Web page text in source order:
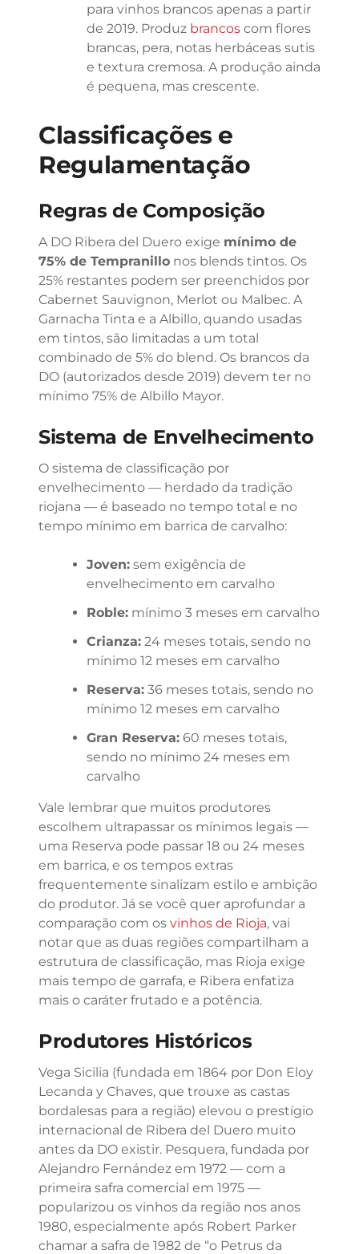
para vinhos brancos apenas a partir
de 2019. Produz brancos com flores
brancas, pera, notas herbáceas sutis
e textura cremosa. A produção ainda
é pequena, mas crescente.
Classificações e
Regulamentação
Regras de Composição
A DO Ribera del Duero exige mínimo de
75% de Tempranillo nos blends tintos. Os
25% restantes podem ser preenchidos por
Cabernet Sauvignon, Merlot ou Malbec. A
Garnacha Tinta e a Albillo, quando usadas
em tintos, são limitadas a um total
combinado de 5% do blend. Os brancos da
DO (autorizados desde 2019) devem ter no
mínimo 75% de Albillo Mayor.
Sistema de Envelhecimento
O sistema de classificação por
envelhecimento — herdado da tradição
riojana — é baseado no tempo total e no
tempo mínimo em barrica de carvalho:
Joven: sem exigência de
envelhecimento em carvalho
Roble: mínimo 3 meses em carvalho
Crianza: 24 meses totais, sendo no
mínimo 12 meses em carvalho
Reserva: 36 meses totais, sendo no
mínimo 12 meses em carvalho
Gran Reserva: 60 meses totais,
sendo no mínimo 24 meses em
carvalho
Vale lembrar que muitos produtores
escolhem ultrapassar os mínimos legais —
uma Reserva pode passar 18 ou 24 meses
em barrica, e os tempos extras
frequentemente sinalizam estilo e ambição
do produtor. Já se você quer aprofundar a
comparação com os vinhos de Rioja, vai
notar que as duas regiões compartilham a
estrutura de classificação, mas Rioja exige
mais tempo de garrafa, e Ribera enfatiza
mais o caráter frutado e a potência.
Produtores Históricos
Vega Sicilia (fundada em 1864 por Don Eloy
Lecanda y Chaves, que trouxe as castas
bordalesas para a região) elevou o prestígio
internacional de Ribera del Duero muito
antes da DO existir. Pesquera, fundada por
Alejandro Fernández em 1972 — com a
primeira safra comercial em 1975 —
popularizou os vinhos da região nos anos
1980, especialmente após Robert Parker
chamar a safra de 1982 de “o Petrus da